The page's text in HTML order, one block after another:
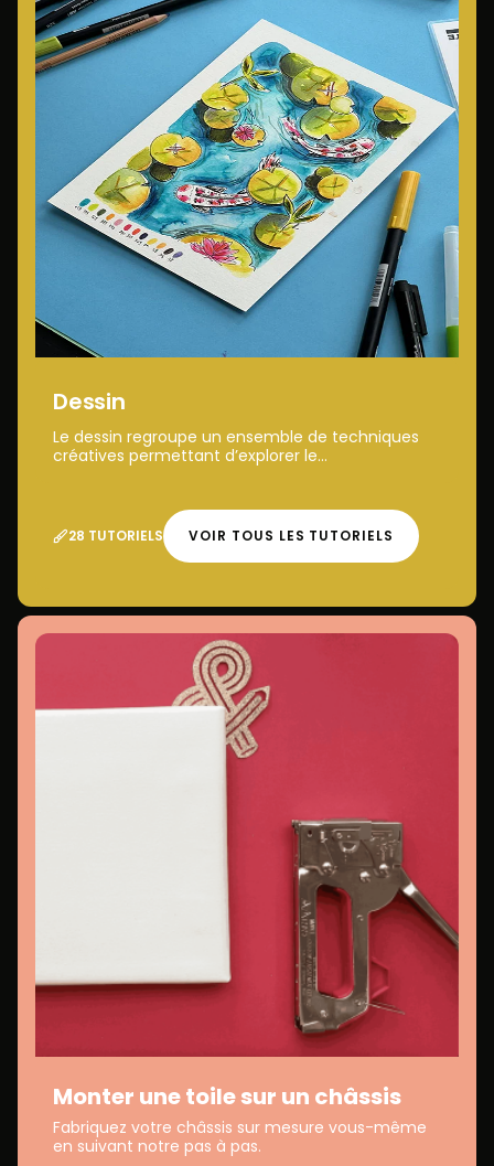
Dessin
Le dessin regroupe un ensemble de techniques
créatives permettant d’explorer le...
28 TUTORIELS VOIR TOUS LES TUTORIELS
Monter une toile sur un châssis
Fabriquez votre châssis sur mesure vous-même
en suivant notre pas à pas.